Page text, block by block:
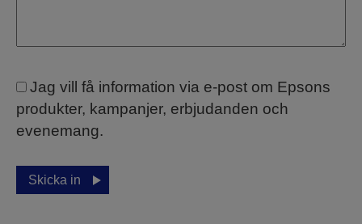
Jag vill få information via e-post om Epsons
produkter, kampanjer, erbjudanden och
evenemang.
Skicka in